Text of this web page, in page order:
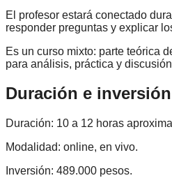
El profesor estará conectado
responder preguntas y explicar
Es un curso mixto: parte teórica
para análisis, práctica y
Duración e inversión
Duración: 10 a 12 horas
Modalidad: online, en vivo.
Inversión: 489.000 pesos.